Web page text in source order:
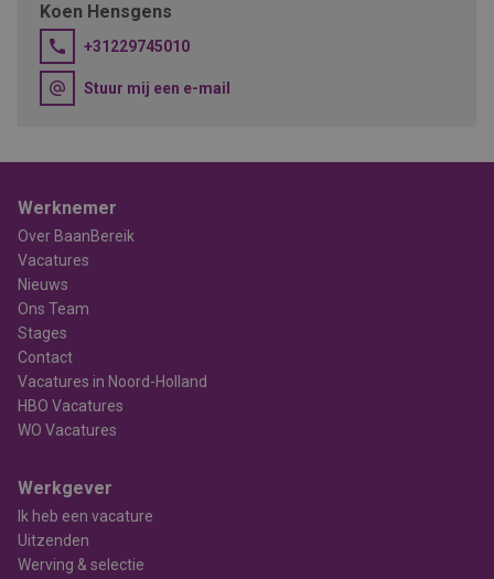
Koen Hensgens
+31229745010
Stuur mij een e-mail
Werknemer
Over BaanBereik
Vacatures
Nieuws
Ons Team
Stages
Contact
Vacatures in Noord-Holland
HBO Vacatures
WO Vacatures
Werkgever
Ik heb een vacature
Uitzenden
Werving & selectie